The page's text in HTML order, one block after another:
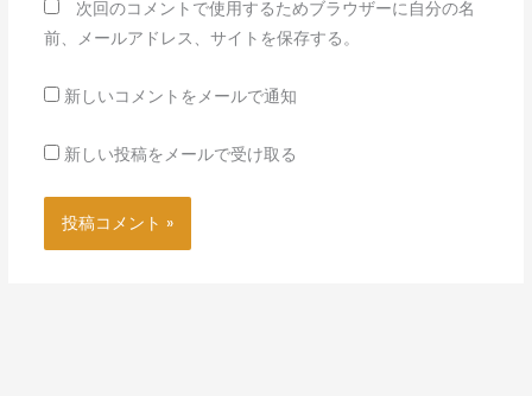
次回のコメントで使用するためブラウザーに自分の名
前、メールアドレス、サイトを保存する。
新しいコメントをメールで通知
新しい投稿をメールで受け取る